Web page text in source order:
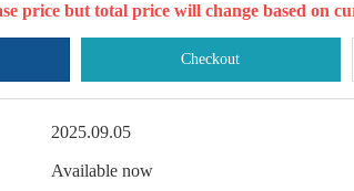
price but total price will change based on
Checkout
2025.09.05
Available now